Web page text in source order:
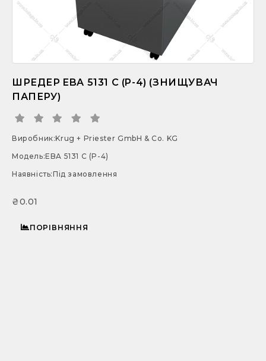
ШРЕДЕР EBA 5131 С (P-4) (ЗНИЩУВАЧ
ПАПЕРУ)
Виробник:Krug + Priester GmbH & Co. KG
Модель:EBA 5131 С (P-4)
Наявність:Під замовлення
₴0.01
ПОРІВНЯННЯ